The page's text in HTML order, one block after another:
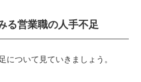
る営業職の人手不足
について見ていきましょう。